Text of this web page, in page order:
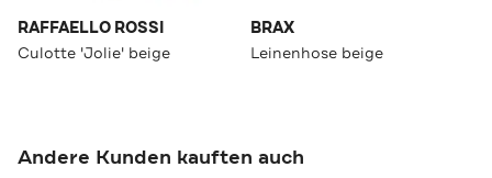
RAFFAELLO ROSSI
Culotte 'Jolie' beige
BRAX
Leinenhose beige
Andere Kunden kauften auch